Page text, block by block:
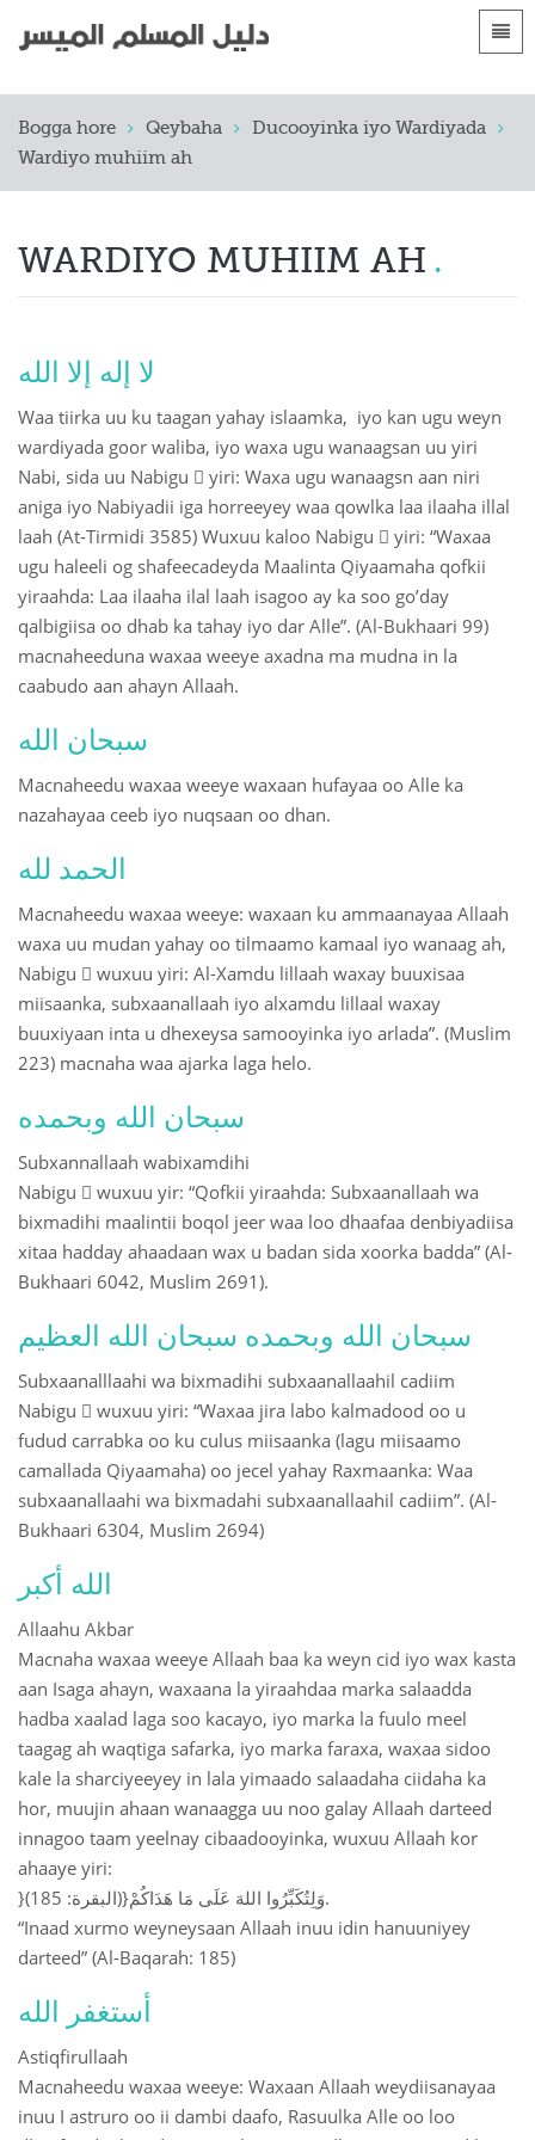
Hordhacyo
الأقسام
Shqip
English
Hausa
Bahasa Indonesia
Қазақ
فارسی
Русский
Somali
Kiswahili
اردو
o'zbek
Yorùbá
Bogga hore Qeybaha
Ducooyinka iyo Wardiyada
Wardiyo muhiim ah
WARDIYO MUHIIM AH
Waa tiirka uu ku taagan yahay islaamka, iyo kan ugu weyn
wardiyada goor waliba, iyo waxa ugu wanaagsan uu yiri
Nabi, sida uu Nabigu  yiri: Waxa ugu wanaagsn aan niri
aniga iyo Nabiyadii iga horreeyey waa qowlka laa ilaaha illal
laah (At-Tirmidi 3585) Wuxuu kaloo Nabigu  yiri: “Waxaa
ugu haleeli og shafeecadeyda Maalinta Qiyaamaha qofkii
yiraahda: Laa ilaaha ilal laah isagoo ay ka soo go’day
qalbigiisa oo dhab ka tahay iyo dar Alle”. (Al-Bukhaari 99)
macnaheeduna waxaa weeye axadna ma mudna in la
caabudo aan ahayn Allaah.
سبحان الله
Macnaheedu waxaa weeye waxaan hufayaa oo Alle ka
nazahayaa ceeb iyo nuqsaan oo dhan.
الحمد لله
Macnaheedu waxaa weeye: waxaan ku ammaanayaa Allaah
waxa uu mudan yahay oo tilmaamo kamaal iyo wanaag ah,
Nabigu  wuxuu yiri: Al-Xamdu lillaah waxay buuxisaa
miisaanka, subxaanallaah iyo alxamdu lillaal waxay
buuxiyaan inta u dhexeysa samooyinka iyo arlada”. (Muslim
223) macnaha waa ajarka laga helo.
سبحان الله وبحمده
Subxannallaah wabixamdihi
Nabigu  wuxuu yir: “Qofkii yiraahda: Subxaanallaah wa
bixmadihi maalintii boqol jeer waa loo dhaafaa denbiyadiisa
xitaa hadday ahaadaan wax u badan sida xoorka badda” (Al-
Bukhaari 6042, Muslim 2691).
سبحان الله وبحمده سبحان الله العظيم
Subxaanalllaahi wa bixmadihi subxaanallaahil cadiim
Nabigu  wuxuu yiri: “Waxaa jira labo kalmadood oo u
fudud carrabka oo ku culus miisaanka (lagu miisaamo
camallada Qiyaamaha) oo jecel yahay Raxmaanka: Waa
subxaanallaahi wa bixmadahi subxaanallaahil cadiim”. (Al-
Bukhaari 6304, Muslim 2694)
الله أكبر
Allaahu Akbar
Macnaha waxaa weeye Allaah baa ka weyn cid iyo wax kasta
aan Isaga ahayn, waxaana la yiraahdaa marka salaadda
hadba xaalad laga soo kacayo, iyo marka la fuulo meel
taagag ah waqtiga safarka, iyo marka faraxa, waxaa sidoo
kale la sharciyeeyey in lala yimaado salaadaha ciidaha ka
hor, muujin ahaan wanaagga uu noo galay Allaah darteed
innagoo taam yeelnay cibaadooyinka, wuxuu Allaah kor
ahaaye yiri:
}وَلِتُكَبِّرُوا اللهَ عَلَى مَا هَدَاكُمْ{(البقرة: 185).
“Inaad xurmo weyneysaan Allaah inuu idin hanuuniyey
darteed” (Al-Baqarah: 185)
أستغفر الله
Astiqfirullaah
Macnaheedu waxaa weeye: Waxaan Allaah weydiisanayaa
inuu I astruro oo ii dambi daafo, Rasuulka Alle oo loo